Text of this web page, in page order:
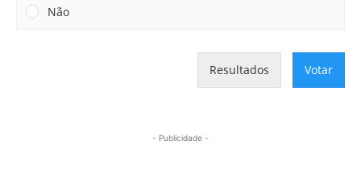
Não
Resultados Votar
- Publicidade -